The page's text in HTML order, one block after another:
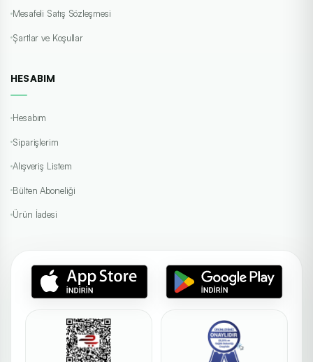
Mesafeli Satış Sözleşmesi
Şartlar ve Koşullar
HESABIM
Hesabım
Siparişlerim
Alışveriş Listem
Bülten Aboneliği
Ürün İadesi